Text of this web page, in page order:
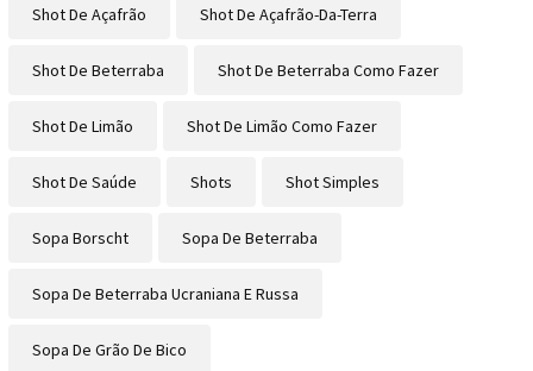
Shot De Açafrão Shot De Açafrão-Da-Terra
Shot De Beterraba Shot De Beterraba Como Fazer
Shot De Limão Shot De Limão Como Fazer
Shot De Saúde Shots Shot Simples
Sopa Borscht Sopa De Beterraba
Sopa De Beterraba Ucraniana E Russa
Sopa De Grão De Bico